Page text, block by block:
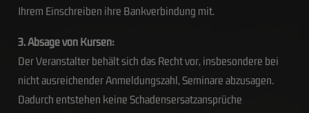
Ihrem Einschreiben ihre Bankverbindung mit.
3. Absage von Kursen:
Der Veranstalter behält sich das Recht vor, insbesondere bei
nicht ausreichender Anmeldungszahl, Seminare abzusagen.
Dadurch entstehen keine Schadensersatzansprüche